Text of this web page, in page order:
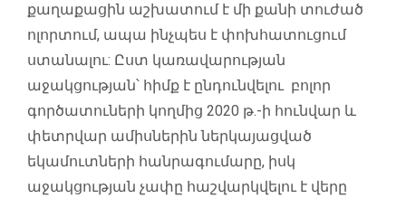
քաղաքացին աշխատում է մի քանի տուժած
ոլորտում, ապա ինչպես է փոխհատուցում
ստանալու: Ըստ կառավարության
աջակցության՝ հիմք է ընդունվելու բոլոր
գործատուների կողմից 2020 թ.-ի հունվար և
փետրվար ամիսներին ներկայացված
եկամուտների հանրագումարը, իսկ
աջակցության չափը հաշվարկվելու է վերը